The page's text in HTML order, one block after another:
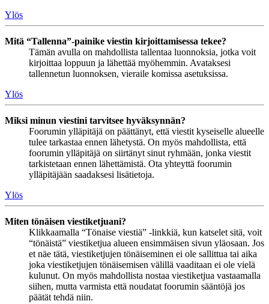
Ylös
Mitä “Tallenna”-painike viestin kirjoittamisessa tekee?
Tämän avulla on mahdollista tallentaa luonnoksia, jotka voit
kirjoittaa loppuun ja lähettää myöhemmin. Avataksesi
tallennetun luonnoksen, vieraile komissa asetuksissa.
Ylös
Miksi minun viestini tarvitsee hyväksynnän?
Foorumin ylläpitäjä on päättänyt, että viestit kyseiselle alueelle
tulee tarkastaa ennen lähetystä. On myös mahdollista, että
foorumin ylläpitäjä on siirtänyt sinut ryhmään, jonka viestit
tarkistetaan ennen lähettämistä. Ota yhteyttä foorumin
ylläpitäjään saadaksesi lisätietoja.
Ylös
Miten tönäisen viestiketjuani?
Klikkaamalla “Tönaise viestiä” -linkkiä, kun katselet sitä, voit
“tönäistä” viestiketjua alueen ensimmäisen sivun yläosaan. Jos
et näe tätä, viestiketjujen tönäiseminen ei ole sallittua tai aika
joka viestiketjujen tönäisemisen välillä vaaditaan ei ole vielä
kulunut. On myös mahdollista nostaa viestiketjua vastaamalla
siihen, mutta varmista että noudatat foorumin sääntöjä jos
päätät tehdä niin.